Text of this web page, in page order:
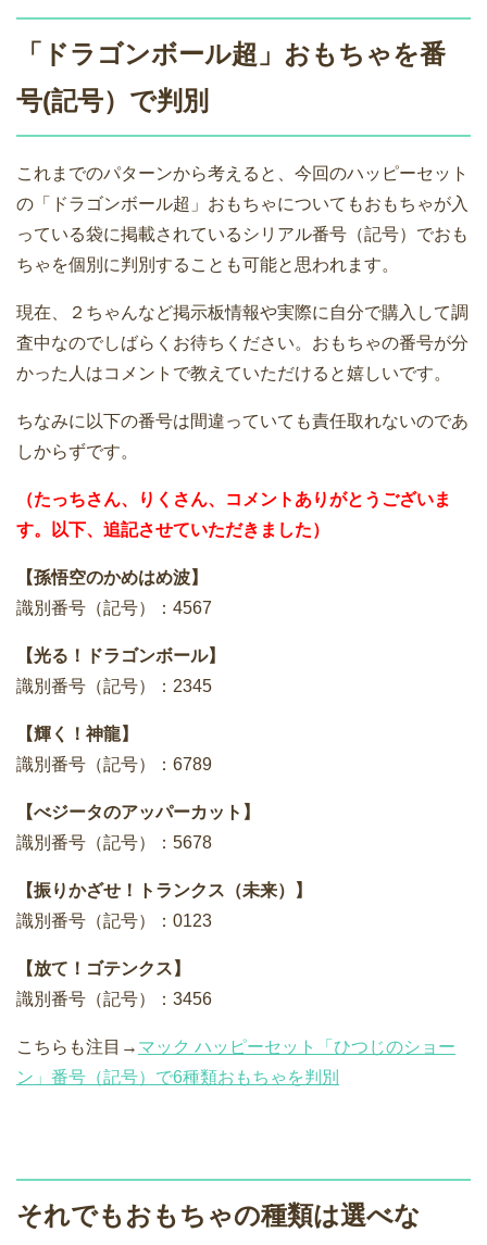
「ドラゴンボール超」おもちゃを番
号(記号）で判別
これまでのパターンから考えると、今回のハッピーセット
の「ドラゴンボール超」おもちゃについてもおもちゃが入
っている袋に掲載されているシリアル番号（記号）でおも
ちゃを個別に判別することも可能と思われます。
現在、２ちゃんなど掲示板情報や実際に自分で購入して調
査中なのでしばらくお待ちください。おもちゃの番号が分
かった人はコメントで教えていただけると嬉しいです。
ちなみに以下の番号は間違っていても責任取れないのであ
しからずです。
（たっちさん、りくさん、コメントありがとうございま
す。以下、追記させていただきました）
【孫悟空のかめはめ波】
識別番号（記号）：4567
【光る！ドラゴンボール】
識別番号（記号）：2345
【輝く！神龍】
識別番号（記号）：6789
【べジータのアッパーカット】
識別番号（記号）：5678
【振りかざせ！トランクス（未来）】
識別番号（記号）：0123
【放て！ゴテンクス】
識別番号（記号）：3456
こちらも注目→ マック ハッピーセット「ひつじのショー
ン」番号（記号）で6種類おもちゃを判別
それでもおもちゃの種類は選べな